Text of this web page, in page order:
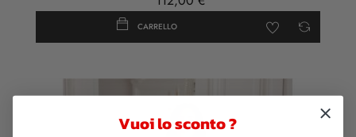
CARRELLO
Vuoi lo sconto ?